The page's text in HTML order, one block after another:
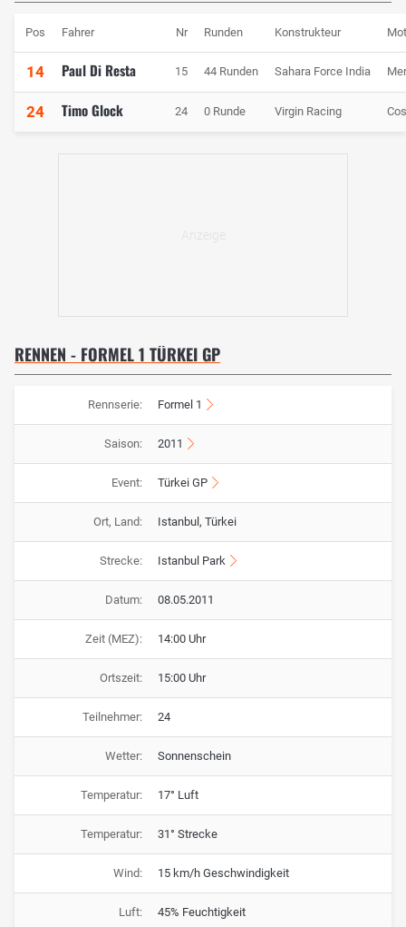
Pos Fahrer Nr Runden Konstrukteur
14 Paul Di Resta 15 44 Runden Sahara Force India
24 Timo Glock 24 0 Runde Virgin Racing
RENNEN - FORMEL 1 TÜRKEI GP
Rennserie: Formel 1
Saison: 2011
Event: Türkei GP
Ort, Land: Istanbul, Türkei
Strecke: Istanbul Park
Datum: 08.05.2011
Zeit (MEZ): 14:00 Uhr
Ortszeit: 15:00 Uhr
Teilnehmer: 24
Wetter: Sonnenschein
Temperatur: 17° Luft
Temperatur: 31° Strecke
Wind: 15 km/h Geschwindigkeit
Luft: 45% Feuchtigkeit